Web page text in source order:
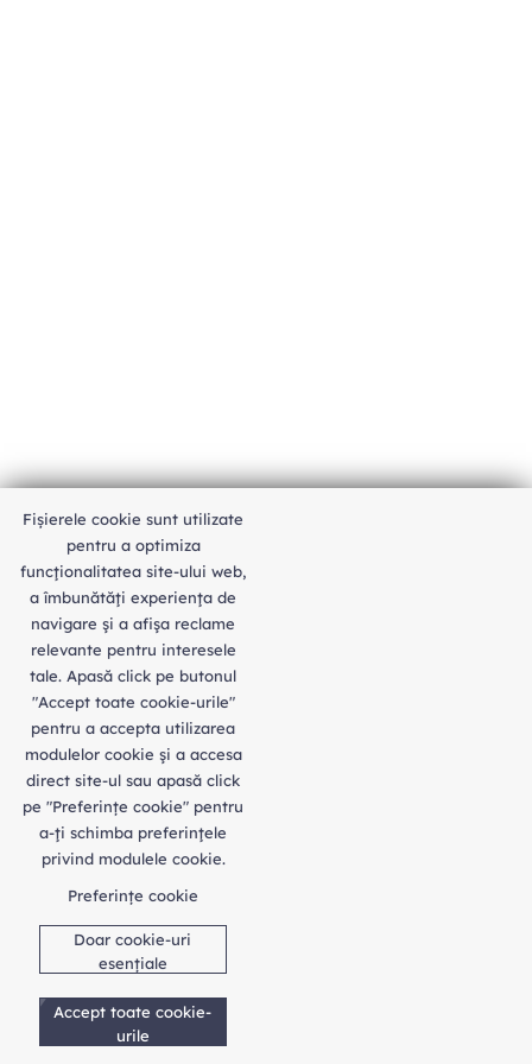
An unexpected error has occurred
Fișierele cookie sunt utilizate
pentru a optimiza
funcţionalitatea site-ului web,
a îmbunătăţi experienţa de
navigare şi a afişa reclame
relevante pentru interesele
tale. Apasă click pe butonul
"Accept toate cookie-urile"
pentru a accepta utilizarea
modulelor cookie şi a accesa
direct site-ul sau apasă click
pe "Preferințe cookie" pentru
a-ţi schimba preferinţele
privind modulele cookie.
Preferințe cookie
Doar cookie-uri
esențiale
Accept toate cookie-
urile